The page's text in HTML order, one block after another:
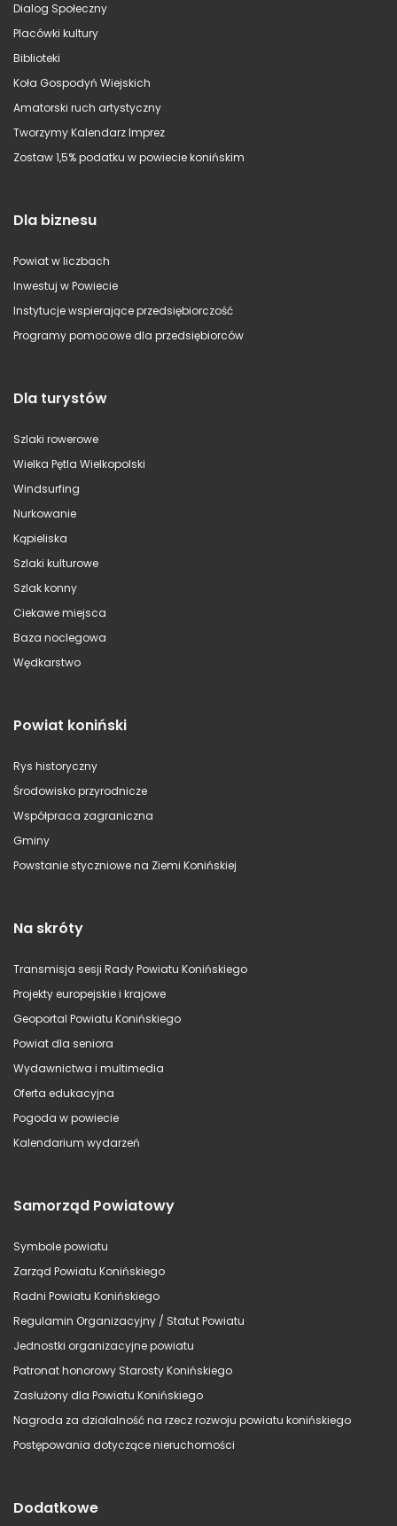
Dialog Społeczny
Placówki kultury
Biblioteki
Koła Gospodyń Wiejskich
Amatorski ruch artystyczny
Tworzymy Kalendarz Imprez
Zostaw 1,5% podatku w powiecie konińskim
Dla biznesu
Powiat w liczbach
Inwestuj w Powiecie
Instytucje wspierające przedsiębiorczość
Programy pomocowe dla przedsiębiorców
Dla turystów
Szlaki rowerowe
Wielka Pętla Wielkopolski
Windsurfing
Nurkowanie
Kąpieliska
Szlaki kulturowe
Szlak konny
Ciekawe miejsca
Baza noclegowa
Wędkarstwo
Powiat koniński
Rys historyczny
Środowisko przyrodnicze
Współpraca zagraniczna
Gminy
Powstanie styczniowe na Ziemi Konińskiej
Na skróty
Transmisja sesji Rady Powiatu Konińskiego
Projekty europejskie i krajowe
Geoportal Powiatu Konińskiego
Powiat dla seniora
Wydawnictwa i multimedia
Oferta edukacyjna
Pogoda w powiecie
Kalendarium wydarzeń
Samorząd Powiatowy
Symbole powiatu
Zarząd Powiatu Konińskiego
Radni Powiatu Konińskiego
Regulamin Organizacyjny / Statut Powiatu
Jednostki organizacyjne powiatu
Patronat honorowy Starosty Konińskiego
Zasłużony dla Powiatu Konińskiego
Nagroda za działalność na rzecz rozwoju powiatu konińskiego
Postępowania dotyczące nieruchomości
Dodatkowe